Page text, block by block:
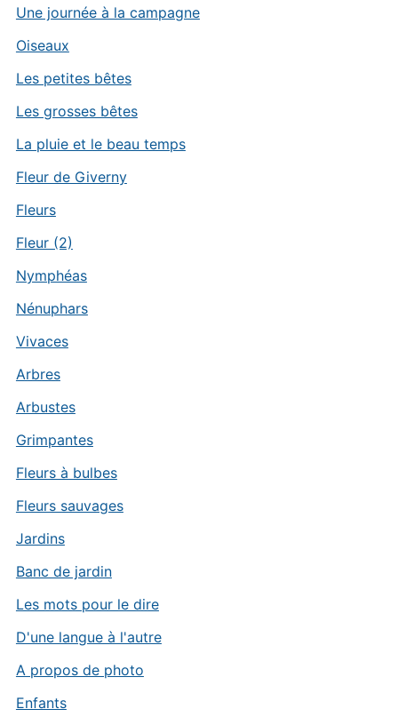
Une journée à la campagne
Oiseaux
Les petites bêtes
Les grosses bêtes
La pluie et le beau temps
Fleur de Giverny
Fleurs
Fleur (2)
Nymphéas
Nénuphars
Vivaces
Arbres
Arbustes
Grimpantes
Fleurs à bulbes
Fleurs sauvages
Jardins
Banc de jardin
Les mots pour le dire
D'une langue à l'autre
A propos de photo
Enfants